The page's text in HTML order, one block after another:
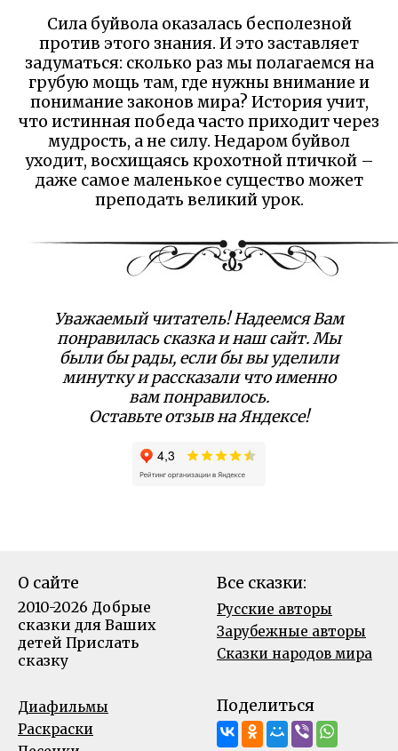
Сила буйвола оказалась бесполезной
против этого знания. И это заставляет
задуматься: сколько раз мы полагаемся на
грубую мощь там, где нужны внимание и
понимание законов мира? История учит,
что истинная победа часто приходит через
мудрость, а не силу. Недаром буйвол
уходит, восхищаясь крохотной птичкой –
даже самое маленькое существо может
преподать великий урок.
Уважаемый читатель! Надеемся Вам
понравилась сказка и наш сайт. Мы
были бы рады, если бы вы уделили
минутку и рассказали что именно
вам понравилось.
Оставьте отзыв на Яндексе!
О сайте
2010-2026 Добрые
сказки для Ваших
детей Прислать
сказку
Все сказки:
Русские авторы
Зарубежные авторы
Сказки народов мира
Диафильмы
Раскраски
Поделиться